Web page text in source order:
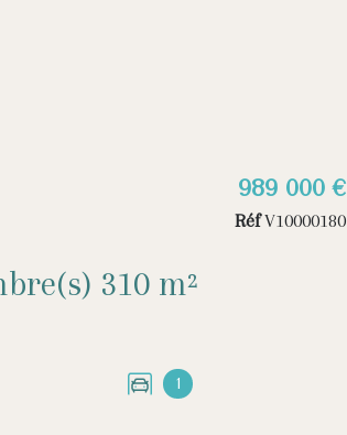
Maison 14 pièce(s) 7 chambre(s) 310 m²
1
989 000 €
RéfV10000180